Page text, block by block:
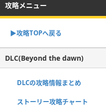
攻略メニュー
▶︎攻略TOPへ戻る
DLC(Beyond the dawn)
DLCの攻略情報まとめ
ストーリー攻略チャート